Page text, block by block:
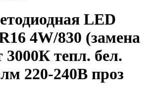
LED
4W/830 (замена
3000К тепл. бел.
220-240В проз